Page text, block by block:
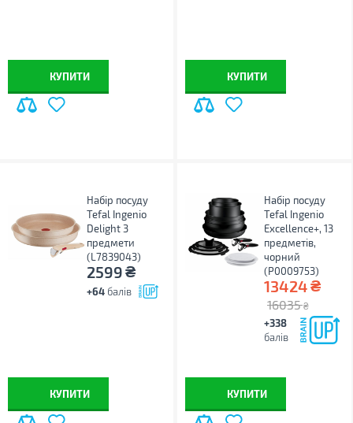
КУПИТИ КУПИТИ
Набір посуду
Tefal Ingenio
Delight 3
предмети
(L7839043)
2599₴
+64 балів
КУПИТИ
Набір посуду
Tefal Ingenio
Excellence+, 13
предметів,
чорний
(P0009753)
13424₴
16035 ₴
+338
балів
КУПИТИ